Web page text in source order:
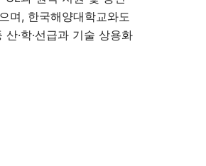
며, 한국해양대학교와도
·학·선급과 기술 상용화